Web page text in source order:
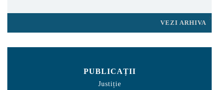
VEZI ARHIVA
PUBLICAȚII
Justiție